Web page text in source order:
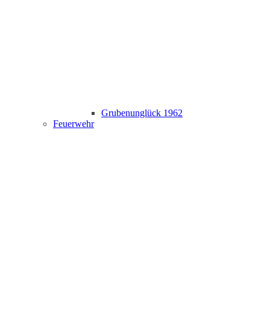
Grubenunglück 1962
Feuerwehr